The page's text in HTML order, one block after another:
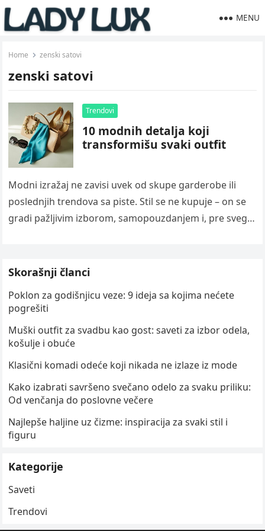
MENU
Home zenski satovi
zenski satovi
Trendovi
10 modnih detalja koji
transformišu svaki outfit
Modni izražaj ne zavisi uvek od skupe garderobe ili
poslednjih trendova sa piste. Stil se ne kupuje – on se
gradi pažljivim izborom, samopouzdanjem i, pre svega,
Skorašnji članci
Poklon za godišnjicu veze: 9 ideja sa kojima nećete
pogrešiti
Muški outfit za svadbu kao gost: saveti za izbor odela,
košulje i obuće
Klasični komadi odeće koji nikada ne izlaze iz mode
Kako izabrati savršeno svečano odelo za svaku priliku:
Od venčanja do poslovne večere
Najlepše haljine uz čizme: inspiracija za svaki stil i
figuru
Kategorije
Saveti
Trendovi